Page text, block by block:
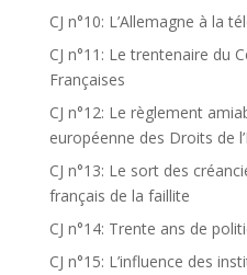
CJ n°10: L’Allemagne à la
CJ n°11: Le trentenaire du
Françaises
CJ n°12: Le règlement
européenne des Droits de
CJ n°13: Le sort des
français de la faillite
CJ n°14: Trente ans de
CJ n°15: L’influence des